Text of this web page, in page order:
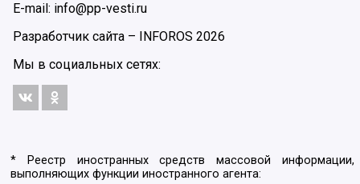
E-mail: info@pp-vesti.ru
Разработчик сайта –
INFOROS 2026
Мы в социальных сетях:
* Реестр иностранных средств массовой информации,
выполняющих функции иностранного агента: